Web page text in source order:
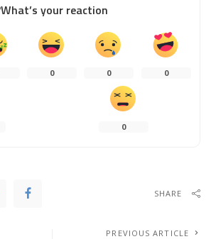
What’s your reaction?
0
0
0
0
SHARE
PREVIOUS ARTICLE